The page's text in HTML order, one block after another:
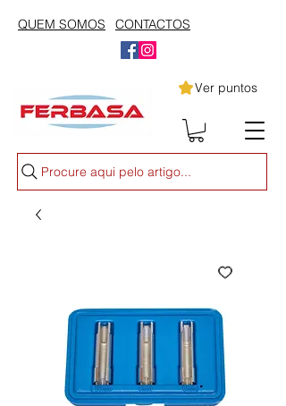
QUEM SOMOS CONTACTOS
Ver puntos
Procure aqui pelo artigo...